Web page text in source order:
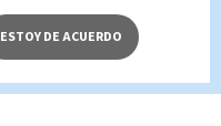
ESTOY DE ACUERDO